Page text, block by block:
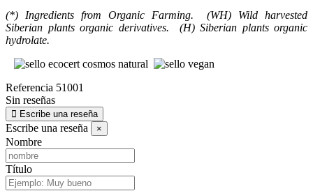
(*) Ingredients from Organic Farming. (WH) Wild harvested
Siberian plants organic derivatives. (H) Siberian plants organic
hydrolate.
Referencia 51001
Sin reseñas
Escribe una reseña
Escribe una reseña ×
Nombre
Título